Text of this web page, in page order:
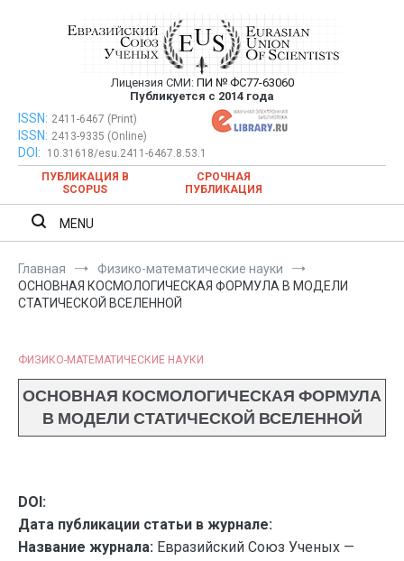
Евразийский Союз Ученых —
публикация научных статей в
ежемесячном научном журнале
Лицензия СМИ: ПИ № ФС77-63060
Публикуется с 2014 года
Евразийский Союз Ученых — публикация научных статей в
ежемесячном научном журнале
ISSN: 2411-6467 (Print)
ISSN: 2413-9335 (Online)
DOI:
10.31618/esu.2411-6467.8.53.1
ПУБЛИКАЦИЯ В
SCOPUS
СРОЧНАЯ
ПУБЛИКАЦИЯ
MENU
Главная
Физико-математические науки
ОСНОВНАЯ КОСМОЛОГИЧЕСКАЯ ФОРМУЛА В МОДЕЛИ
СТАТИЧЕСКОЙ ВСЕЛЕННОЙ
ФИЗИКО-МАТЕМАТИЧЕСКИЕ НАУКИ
ОСНОВНАЯ КОСМОЛОГИЧЕСКАЯ ФОРМУЛА
В МОДЕЛИ СТАТИЧЕСКОЙ ВСЕЛЕННОЙ
DOI:
Дата публикации статьи в журнале:
Название журнала: Евразийский Союз Ученых —